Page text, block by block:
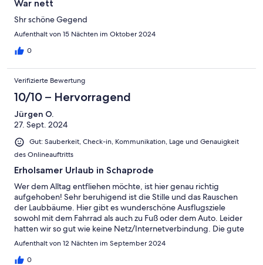
War nett
Shr schöne Gegend
Aufenthalt von 15 Nächten im Oktober 2024
0
Verifizierte Bewertung
10/10 – Hervorragend
Jürgen O.
27. Sept. 2024
Gut: Sauberkeit, Check-in, Kommunikation, Lage und Genauigkeit
des Onlineauftritts
Erholsamer Urlaub in Schaprode
Wer dem Alltag entfliehen möchte, ist hier genau richtig
aufgehoben! Sehr beruhigend ist die Stille und das Rauschen
der Laubbäume. Hier gibt es wunderschöne Ausflugsziele
sowohl mit dem Fahrrad als auch zu Fuß oder dem Auto. Leider
hatten wir so gut wie keine Netz/Internetverbindung. Die gute
Seele des Hauses ist Benny, stets hilfsbereit und immer zur
Stelle. Wir haben uns sehr gut erholt, immer wieder gerne. J.+U.
Aufenthalt von 12 Nächten im September 2024
0